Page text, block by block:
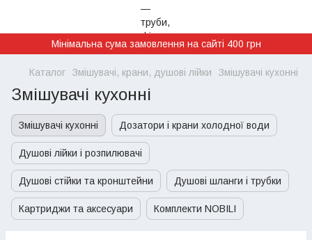
Мінімальна сума замовлення на сайті 400 грн
Каталог Змішувачі, крани, душові лійки Змішувачі кухонні
Змішувачі кухонні
Змішувачі кухонні Дозатори і крани холодної води
Душові лійки і розпилювачі
Душові стійки та кронштейни Душові шланги і трубки
Картриджи та аксесуари Комплекти NOBILI